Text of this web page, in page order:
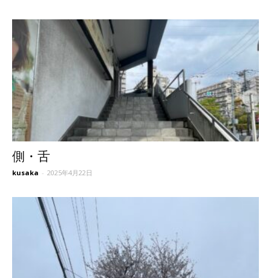
側・舌
kusaka - 2025年4月22日